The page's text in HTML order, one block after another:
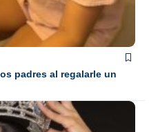
padres al regalarle un